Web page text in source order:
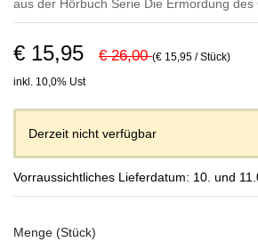
aus der Hörbuch Serie Die Ermordung des
€ 15,95 € 26,00(€ 15,95 / Stück)
inkl. 10,0% Ust
Derzeit nicht verfügbar
Vorraussichtliches Lieferdatum: 10. und
Menge (Stück)